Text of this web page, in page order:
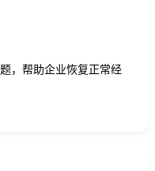
，帮助企业恢复正常经